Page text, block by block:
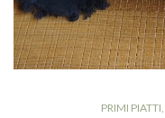
PRIMI PIATTI